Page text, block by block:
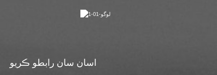
اسان سان رابطو ڪريو